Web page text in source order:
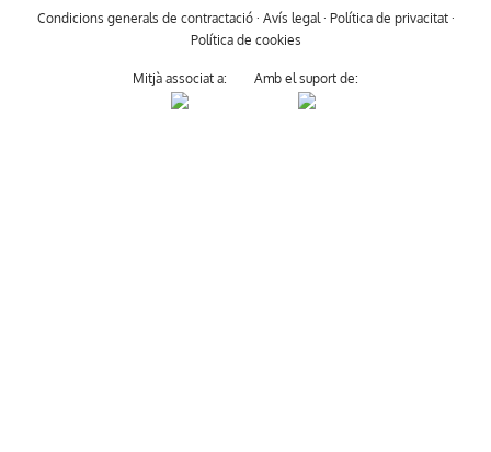
Condicions generals de contractació· Avís legal · Política de privacitat·
Política de cookies
Mitjà associat a: Amb el suport de: